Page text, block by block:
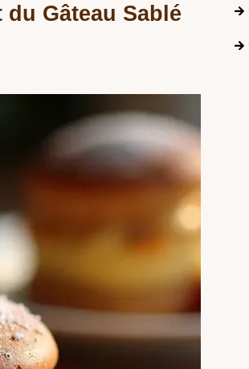
Gâteau Sablé